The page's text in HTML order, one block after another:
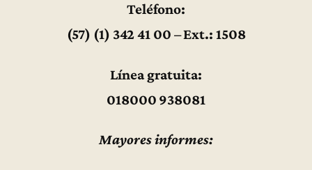
Teléfono:
(57) (1) 342 41 00 – Ext.: 1508
Línea gratuita:
018000 938081
Mayores informes: